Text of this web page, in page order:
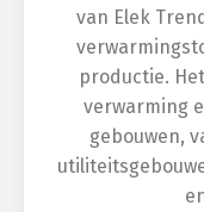
van Elek
productie.
verwarming
gebouwen,